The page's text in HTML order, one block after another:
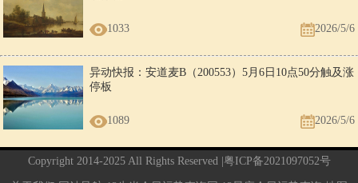
1033 2026/5/6
异动快报：安道麦B（200553）5月6日10点50分触及涨
停板
1089 2026/5/6
Copyright 2014-2025 All Rights Reserved | 粤ICP备2021097052号